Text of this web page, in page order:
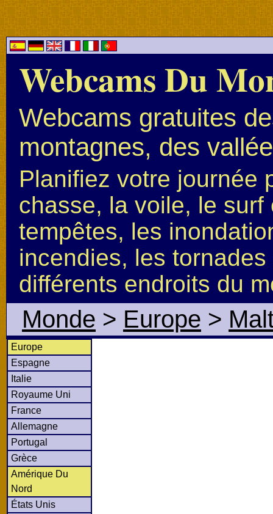
Webcams Du
Webcams gratuites
montagnes, des
Planifiez votre journée
chasse, la voile, le
tempêtes, les
incendies, les
différents endroits du
Monde > Europe >
Europe
Espagne
Italie
Royaume Uni
France
Allemagne
Portugal
Grèce
Amérique Du
Nord
États Unis